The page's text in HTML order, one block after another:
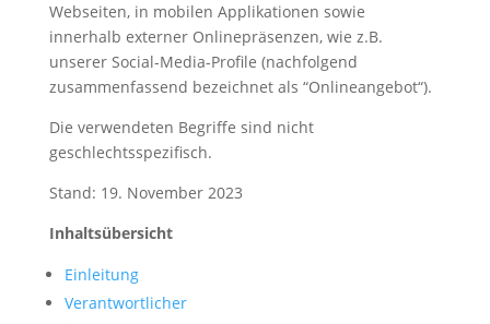
Webseiten, in mobilen Applikationen sowie
innerhalb externer Onlinepräsenzen, wie z.B.
unserer Social-Media-Profile (nachfolgend
zusammenfassend bezeichnet als “Onlineangebot“).
Die verwendeten Begriffe sind nicht
geschlechtsspezifisch.
Stand: 19. November 2023
Inhaltsübersicht
Einleitung
Verantwortlicher